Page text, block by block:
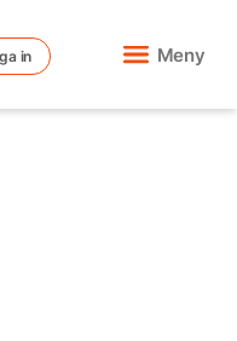
in Meny